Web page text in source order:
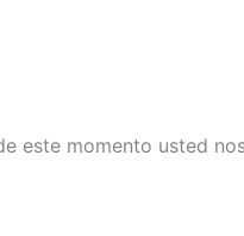
este momento usted